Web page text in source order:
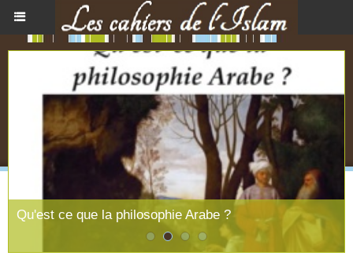
Qu'est ce que la philosophie Arabe ?